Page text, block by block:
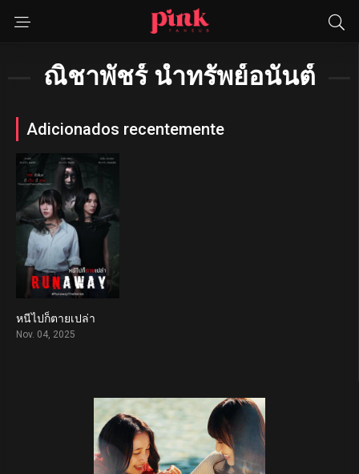
ณิชาพัชร์ น้ำทรัพย์อนันต์
Adicionados recentemente
หนีไปก็ตายเปล่า
Nov. 04, 2025